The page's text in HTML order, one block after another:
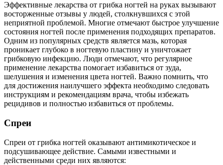
Эффективные лекарства от грибка ногтей на руках вызывают
восторженные отзывы у людей, столкнувшихся с этой
неприятной проблемой. Многие отмечают быстрое улучшение
состояния ногтей после применения подходящих препаратов.
Одним из популярных средств является мазь, которая
проникает глубоко в ногтевую пластину и уничтожает
грибковую инфекцию. Люди отмечают, что регулярное
применение лекарства помогает избавиться от зуда,
шелушения и изменения цвета ногтей. Важно помнить, что
для достижения наилучшего эффекта необходимо следовать
инструкциям и рекомендациям врача, чтобы избежать
рецидивов и полностью избавиться от проблемы.
Спреи
Спреи от грибка ногтей оказывают антимикотическое и
подсушивающее действие. Самыми известными и
действенными среди них являются: